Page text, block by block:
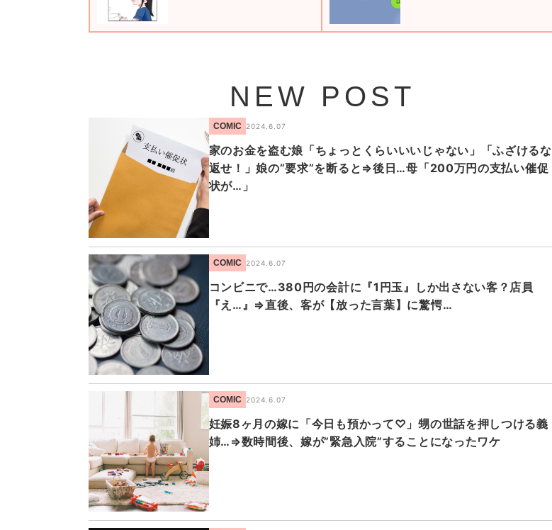
NEW POST
COMIC 2024.6.07
家のお金を盗む娘「ちょっとくらいいいじゃない」「ふざけるな
返せ！」娘の”要求”を断ると⇒後日…母「200万円の支払い催促
状が…」
COMIC 2024.6.07
コンビニで…380円の会計に『1円玉』しか出さない客？店員
『え…』⇒直後、客が【放った言葉】に驚愕…
COMIC 2024.6.07
妊娠8ヶ月の嫁に「今日も預かって♡」甥の世話を押しつける義
姉…⇒数時間後、嫁が”緊急入院”することになったワケ